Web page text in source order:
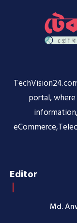
portal,
Editor
Md.